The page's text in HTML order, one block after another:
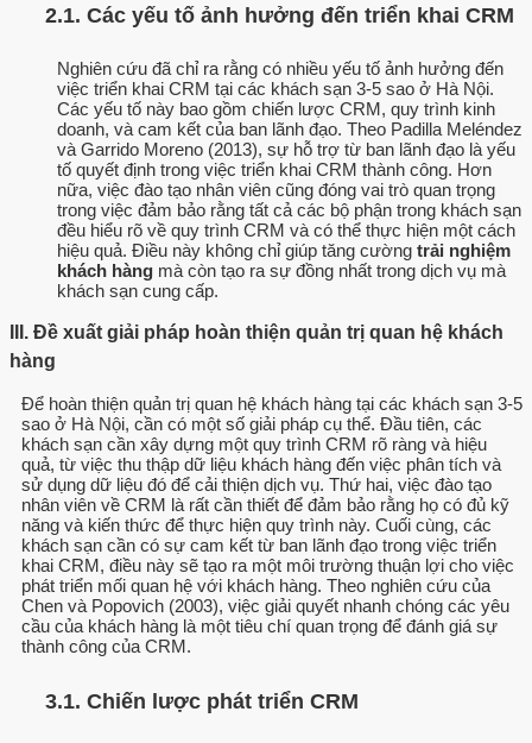
2.1. Các yếu tố ảnh hưởng đến triển khai CRM
Nghiên cứu đã chỉ ra rằng có nhiều yếu tố ảnh hưởng đến
việc triển khai CRM tại các khách sạn 3-5 sao ở Hà Nội.
Các yếu tố này bao gồm chiến lược CRM, quy trình kinh
doanh, và cam kết của ban lãnh đạo. Theo Padilla Meléndez
và Garrido Moreno (2013), sự hỗ trợ từ ban lãnh đạo là yếu
tố quyết định trong việc triển khai CRM thành công. Hơn
nữa, việc đào tạo nhân viên cũng đóng vai trò quan trọng
trong việc đảm bảo rằng tất cả các bộ phận trong khách sạn
đều hiểu rõ về quy trình CRM và có thể thực hiện một cách
hiệu quả. Điều này không chỉ giúp tăng cường trải nghiệm
khách hàng mà còn tạo ra sự đồng nhất trong dịch vụ mà
khách sạn cung cấp.
III. Đề xuất giải pháp hoàn thiện quản trị quan hệ khách
hàng
Để hoàn thiện quản trị quan hệ khách hàng tại các khách sạn 3-5
sao ở Hà Nội, cần có một số giải pháp cụ thể. Đầu tiên, các
khách sạn cần xây dựng một quy trình CRM rõ ràng và hiệu
quả, từ việc thu thập dữ liệu khách hàng đến việc phân tích và
sử dụng dữ liệu đó để cải thiện dịch vụ. Thứ hai, việc đào tạo
nhân viên về CRM là rất cần thiết để đảm bảo rằng họ có đủ kỹ
năng và kiến thức để thực hiện quy trình này. Cuối cùng, các
khách sạn cần có sự cam kết từ ban lãnh đạo trong việc triển
khai CRM, điều này sẽ tạo ra một môi trường thuận lợi cho việc
phát triển mối quan hệ với khách hàng. Theo nghiên cứu của
Chen và Popovich (2003), việc giải quyết nhanh chóng các yêu
cầu của khách hàng là một tiêu chí quan trọng để đánh giá sự
thành công của CRM.
3.1. Chiến lược phát triển CRM